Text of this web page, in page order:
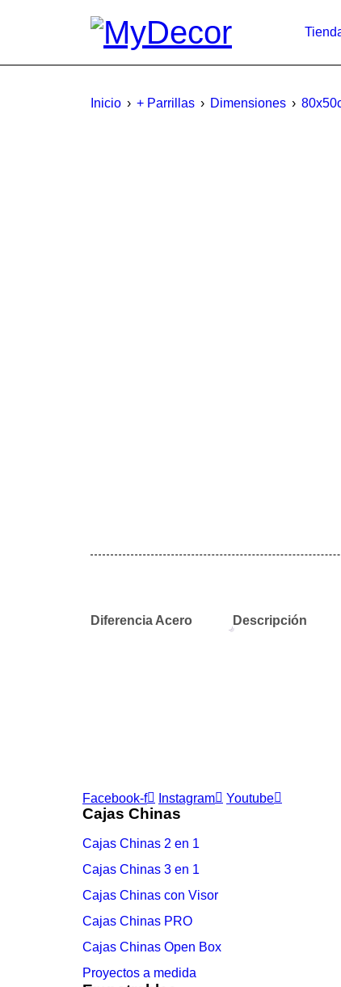
Inicio › + Parrillas › Dimensiones ›
Diferencia Acero Descripción
Facebook-f Instagram Youtube
Cajas Chinas
Cajas Chinas 2 en 1
Cajas Chinas 3 en 1
Cajas Chinas con Visor
Cajas Chinas PRO
Cajas Chinas Open Box
Proyectos a medida